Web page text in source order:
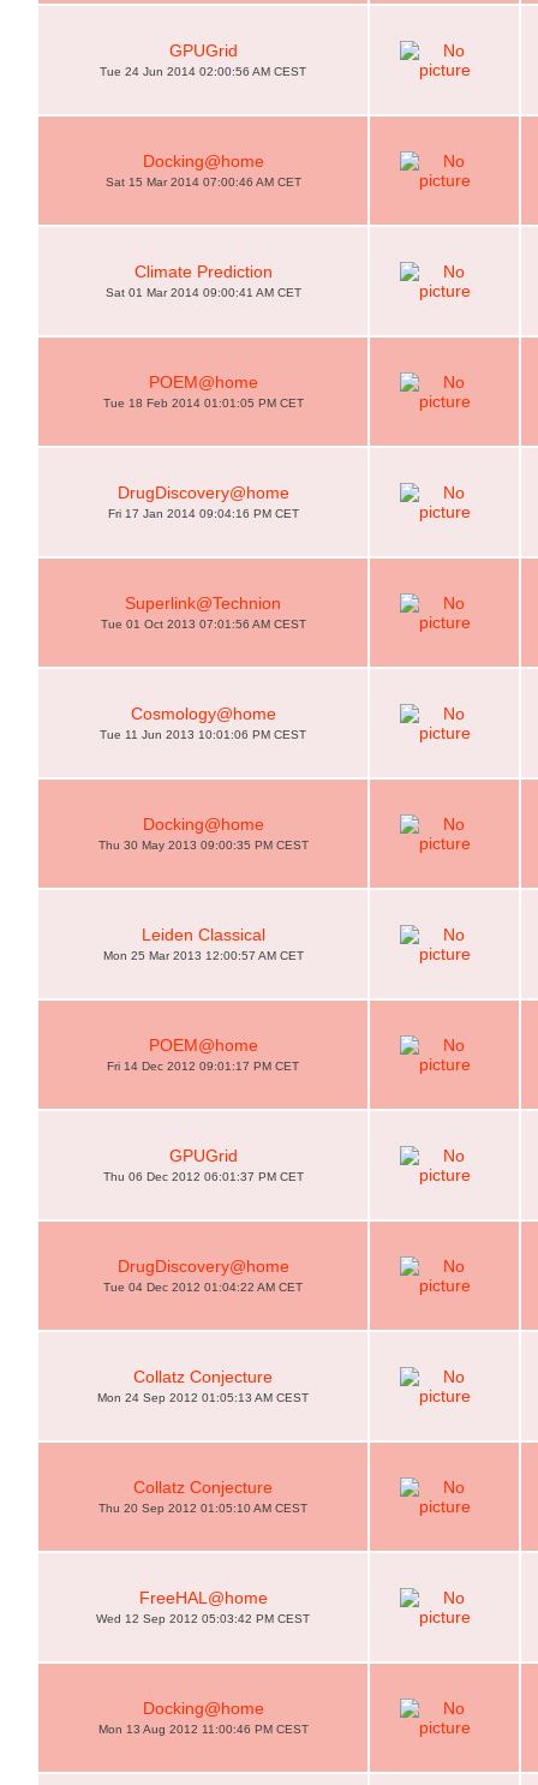
GPUGrid
Tue 24 Jun 2014 02:00:56 AM CEST
Docking@home
Sat 15 Mar 2014 07:00:46 AM CET
Climate Prediction
Sat 01 Mar 2014 09:00:41 AM CET
POEM@home
Tue 18 Feb 2014 01:01:05 PM CET
DrugDiscovery@home
Fri 17 Jan 2014 09:04:16 PM CET
Superlink@Technion
Tue 01 Oct 2013 07:01:56 AM CEST
Cosmology@home
Tue 11 Jun 2013 10:01:06 PM CEST
Docking@home
Thu 30 May 2013 09:00:35 PM CEST
Leiden Classical
Mon 25 Mar 2013 12:00:57 AM CET
POEM@home
Fri 14 Dec 2012 09:01:17 PM CET
GPUGrid
Thu 06 Dec 2012 06:01:37 PM CET
DrugDiscovery@home
Tue 04 Dec 2012 01:04:22 AM CET
Collatz Conjecture
Mon 24 Sep 2012 01:05:13 AM CEST
Collatz Conjecture
Thu 20 Sep 2012 01:05:10 AM CEST
FreeHAL@home
Wed 12 Sep 2012 05:03:42 PM CEST
Docking@home
Mon 13 Aug 2012 11:00:46 PM CEST